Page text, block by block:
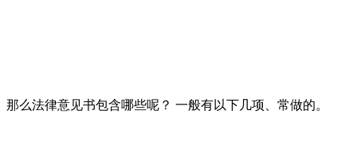
那么法律意见书包含哪些呢？ 一般有以下几项、常做的。